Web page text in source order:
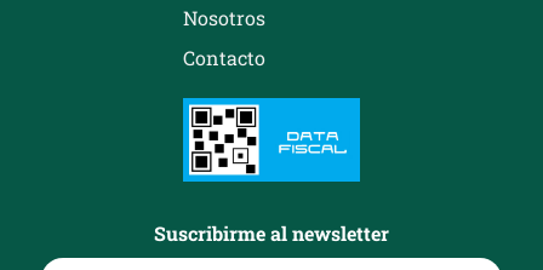
Nosotros
Contacto
Suscribirme al newsletter